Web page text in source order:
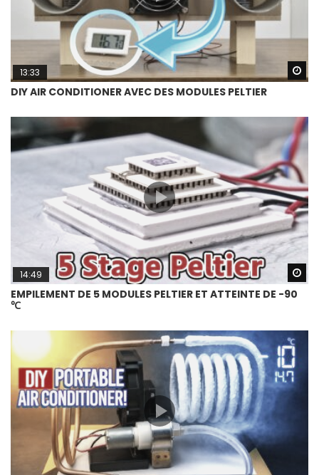
13:33
DIY AIR CONDITIONER AVEC DES MODULES PELTIER
14:49
EMPILEMENT DE 5 MODULES PELTIER ET ATTEINTE DE -90
℃